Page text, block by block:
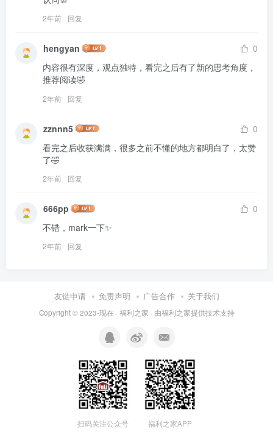
2年前 回复
hengyan
0
内容很有深度，观点独特，看完之后有了新的思考角度，
推荐阅读🤣
2年前 回复
zznnn5
0
看完之后收获满满，很多之前不懂的地方都明白了，太赞
了🤣
2年前 回复
666pp
0
不错，mark一下✨
2年前 回复
友链申请 免责声明 广告合作 关于我们
Copyright © 2023-现在 · 福利之家 · 由福利之家提供技术支持
扫码关注公众号 福利之家APP